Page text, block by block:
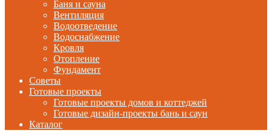
Баня и сауна
Вентиляция
Водоотведение
Водоснабжение
Кровля
Отопление
Фундамент
Советы
Готовые проекты
Готовые проекты домов и коттеджей
Готовые дизайн-проекты бань и саун
Каталог